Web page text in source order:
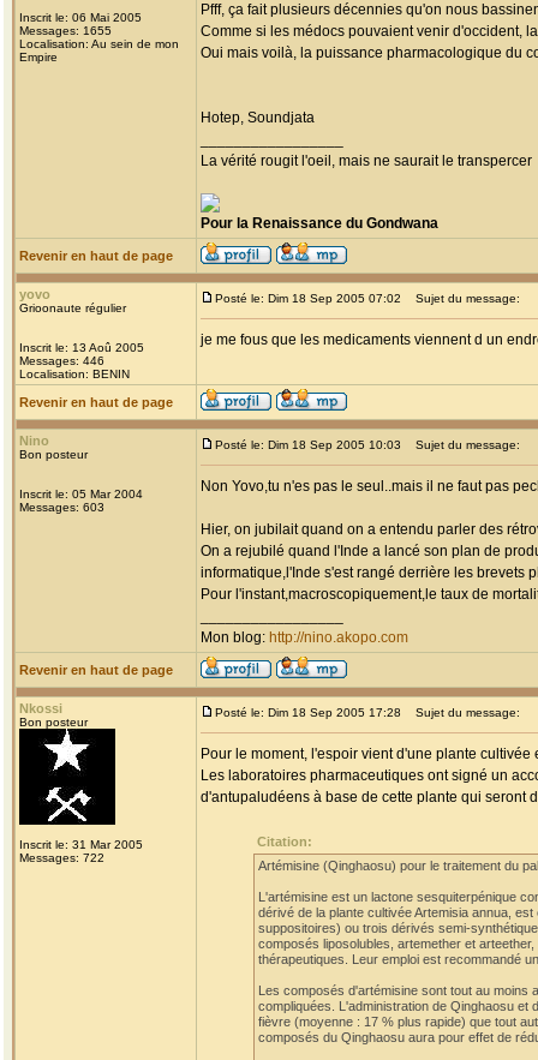
Inscrit le: 06 Mai 2005
Messages: 1655
Localisation: Au sein de mon
Empire
Pfff, ça fait plusieurs décennies qu'on nous
Comme si les médocs pouvaient venir d'occident,
Oui mais voilà, la puissance pharmacologique du
Hotep, Soundjata
La vérité rougit l'oeil, mais ne saurait le transpercer
Pour la Renaissance du Gondwana
Revenir en haut de page
yovo
Grioonaute régulier
Inscrit le: 13 Aoû 2005
Messages: 446
Localisation: BENIN
Posté le: Dim 18 Sep 2005 07:02 Sujet du message:
je me fous que les medicaments viennent d un
Revenir en haut de page
Nino
Bon posteur
Inscrit le: 05 Mar 2004
Messages: 603
Posté le: Dim 18 Sep 2005 10:03 Sujet du message:
Non Yovo,tu n'es pas le seul..mais il ne faut pas
Hier, on jubilait quand on a entendu parler des
On a rejubilé quand l'Inde a lancé son plan de
informatique,l'Inde s'est rangé derrière les brevets
Pour l'instant,macroscopiquement,le taux de
Mon blog: http://nino.akopo.com
Revenir en haut de page
Nkossi
Bon posteur
Inscrit le: 31 Mar 2005
Messages: 722
Posté le: Dim 18 Sep 2005 17:28 Sujet du message:
Pour le moment, l'espoir vient d'une plante
Les laboratoires pharmaceutiques ont signé un
d'antupaludéens à base de cette plante qui seront
Citation:
Artémisine (Qinghaosu) pour le traitement du
L'artémisine est un lactone sesquiterpénique
dérivé de la plante cultivée Artemisia annua,
suppositoires) ou trois dérivés semi-
composés liposolubles, artemether et
thérapeutiques. Leur emploi est recommandé
Les composés d'artémisine sont tout au moins
compliquées. L'administration de Qinghaosu
fièvre (moyenne : 17 % plus rapide) que tout
composés du Qinghaosu aura pour effet de